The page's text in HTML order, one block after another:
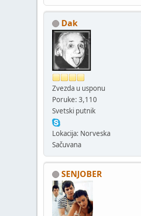
Dak
Zvezda u usponu
Poruke: 3,110
Svetski putnik
Lokacija: Norveska
Sačuvana
SENJOBER